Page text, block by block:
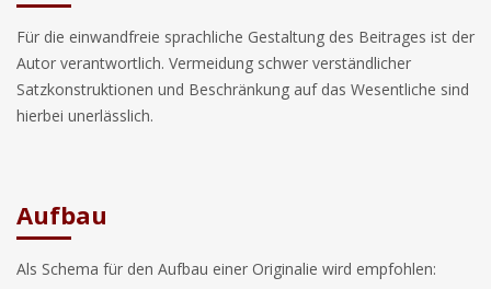
Für die einwandfreie sprachliche Gestaltung des Beitrages ist der
Autor verantwortlich. Vermeidung schwer verständlicher
Satzkonstruktionen und Beschränkung auf das Wesentliche sind
hierbei unerlässlich.
Aufbau
Als Schema für den Aufbau einer Originalie wird empfohlen: